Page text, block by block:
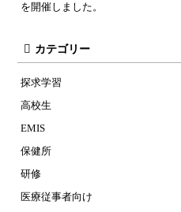
を開催しました。
カテゴリー
探求学習
高校生
EMIS
保健所
研修
医療従事者向け